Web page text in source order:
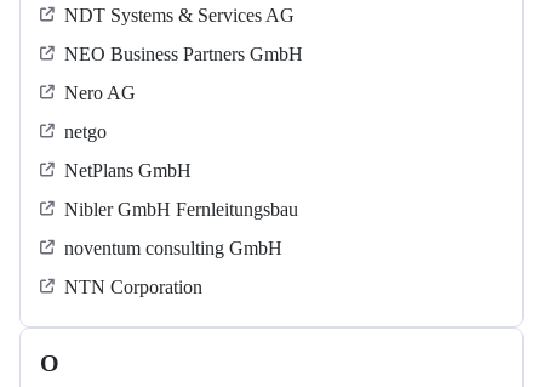
NDT Systems & Services AG
NEO Business Partners GmbH
Nero AG
netgo
NetPlans GmbH
Nibler GmbH Fernleitungsbau
noventum consulting GmbH
NTN Corporation
O